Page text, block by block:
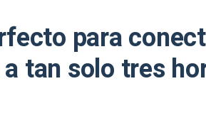
para
tan solo tres